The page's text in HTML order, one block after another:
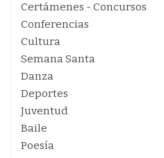
Certámenes - Concursos
Conferencias
Cultura
Semana Santa
Danza
Deportes
Juventud
Baile
Poesía